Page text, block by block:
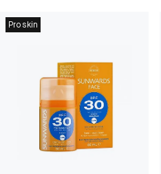
Proskin